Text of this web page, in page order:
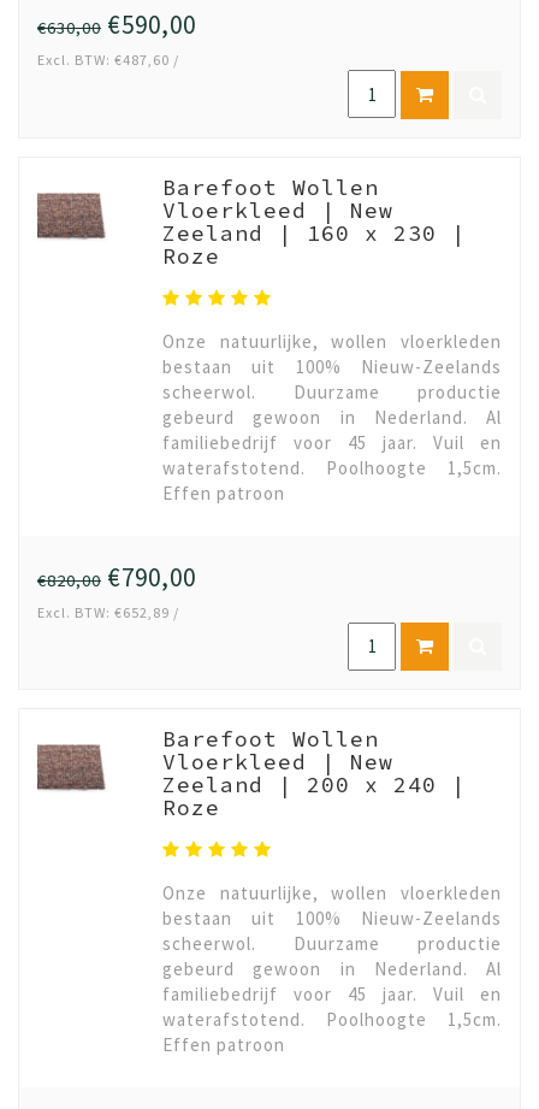
€630,00 €590,00
Excl. BTW: €487,60 /
Barefoot Wollen
Vloerkleed | New
Zeeland | 160 x 230 |
Roze
Onze natuurlijke, wollen vloerkleden
bestaan uit 100% Nieuw-Zeelands
scheerwol. Duurzame productie
gebeurd gewoon in Nederland. Al
familiebedrijf voor 45 jaar. Vuil en
waterafstotend. Poolhoogte 1,5cm.
Effen patroon
€820,00 €790,00
Excl. BTW: €652,89 /
Barefoot Wollen
Vloerkleed | New
Zeeland | 200 x 240 |
Roze
Onze natuurlijke, wollen vloerkleden
bestaan uit 100% Nieuw-Zeelands
scheerwol. Duurzame productie
gebeurd gewoon in Nederland. Al
familiebedrijf voor 45 jaar. Vuil en
waterafstotend. Poolhoogte 1,5cm.
Effen patroon